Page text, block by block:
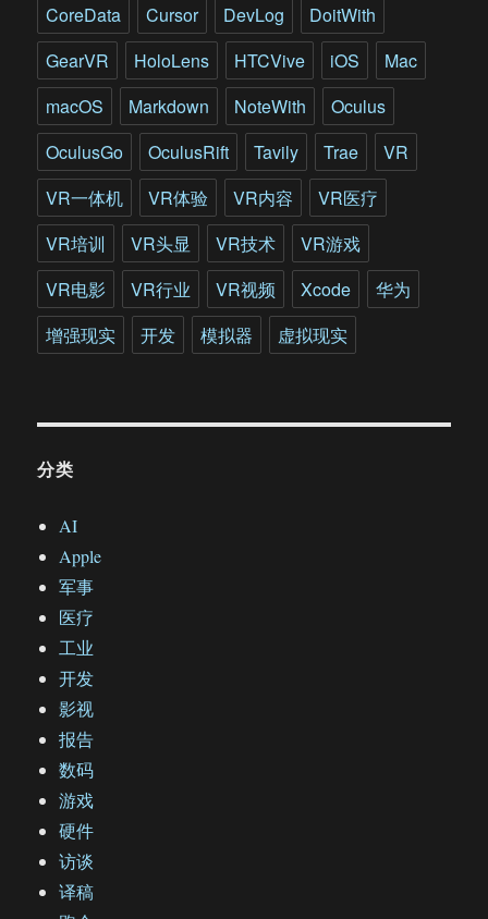
空
前
的
革
命
CoreData
Cursor DevLog
DoitWith
GearVR
HoloLens HTCVive iOS
Mac
macOS
Markdown NoteWith
Oculus
OculusGo
OculusRift Tavily Trae
VR
VR一体机
VR体验 VR内容
VR医疗
VR培训
VR头显 VR技术
VR游戏
VR电影
VR行业 VR视频 Xcode
华为
增强现实
开发 模拟器 虚拟现实
分类
AI
Apple
军事
医疗
工业
开发
影视
报告
数码
游戏
硬件
访谈
译稿